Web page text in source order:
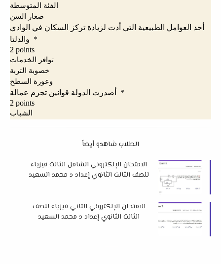
الطلاب شاهدو أيضاً
الامتحان الإلكتروني الشامل الثالث فيزياء
للصف الثالث الثانوي إعداد د محمد السعيد
الامتحان الإلكتروني الثاني فيزياء للصف
الثالث الثانوي إعداد د محمد السعيد